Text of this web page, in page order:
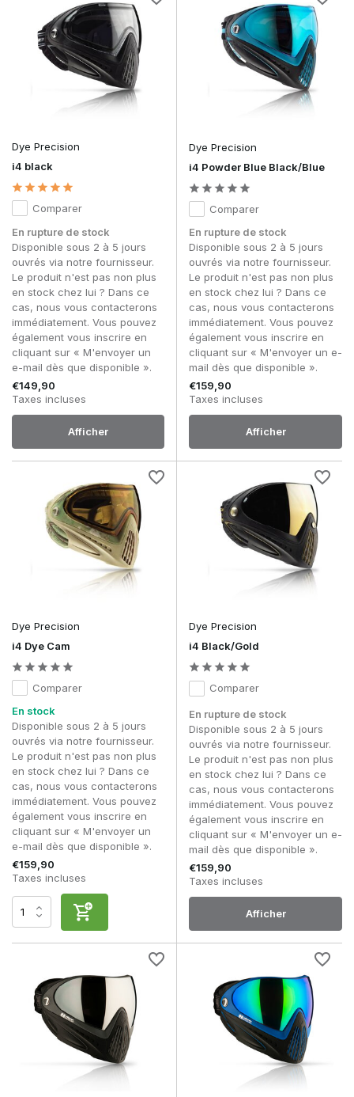
Dye Precision
i4 black
Comparer
En rupture de stock
Disponible sous 2 à 5 jours
ouvrés via notre fournisseur.
Le produit n'est pas non plus
en stock chez lui ? Dans ce
cas, nous vous contacterons
immédiatement. Vous pouvez
également vous inscrire en
cliquant sur « M'envoyer un
e-mail dès que disponible ».
€149,90
Taxes incluses
Afficher
Dye Precision
i4 Powder Blue Black/Blue
Comparer
En rupture de stock
Disponible sous 2 à 5 jours
ouvrés via notre fournisseur.
Le produit n'est pas non plus
en stock chez lui ? Dans ce
cas, nous vous contacterons
immédiatement. Vous pouvez
également vous inscrire en
cliquant sur « M'envoyer un e-
mail dès que disponible ».
€159,90
Taxes incluses
Afficher
Dye Precision
i4 Dye Cam
Comparer
En stock
Disponible sous 2 à 5 jours
ouvrés via notre fournisseur.
Le produit n'est pas non plus
en stock chez lui ? Dans ce
cas, nous vous contacterons
immédiatement. Vous pouvez
également vous inscrire en
cliquant sur « M'envoyer un
e-mail dès que disponible ».
€159,90
Taxes incluses
Dye Precision
i4 Black/Gold
Comparer
En rupture de stock
Disponible sous 2 à 5 jours
ouvrés via notre fournisseur.
Le produit n'est pas non plus
en stock chez lui ? Dans ce
cas, nous vous contacterons
immédiatement. Vous pouvez
également vous inscrire en
cliquant sur « M'envoyer un e-
mail dès que disponible ».
€159,90
Taxes incluses
Afficher